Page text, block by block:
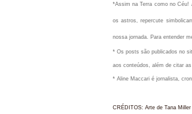
*Assim na Terra como no Céu!
os astros, repercute
nossa jornada. Para entender
* Os posts são publicados no
aos conteúdos, além de citar as
* Aline Maccari é jornalista,
CRÉDITOS: Arte de Tana Miller